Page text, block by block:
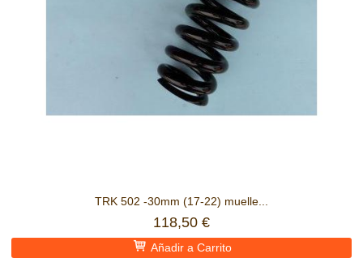
TRK 502 -30mm (17-22) muelle...
118,50 €
Añadir a Carrito